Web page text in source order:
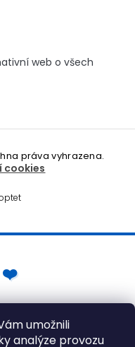
umožnili
analýze provozu
web o všech
práva vyhrazena.
cookies
❤️